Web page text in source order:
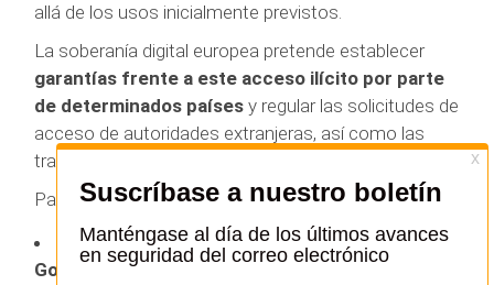
allá de los usos inicialmente previstos.
La soberanía digital europea pretende establecer
garantías frente a este acceso ilícito por parte
de determinados países y regular las solicitudes de
acceso de autoridades extranjeras, así como las
transferencias de datos no personales.
Para ello, se prevén dos reglamentos europeos:
La ley de gobernanza de datos (Data
Governance Act)